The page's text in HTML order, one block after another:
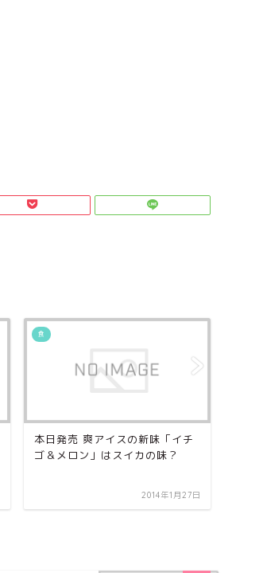
食
本日発売 爽アイスの新味「イチ
ゴ＆メロン」はスイカの味？
2014年1月27日